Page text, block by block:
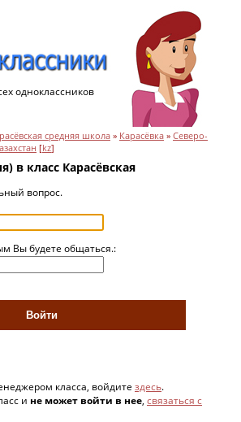
одноклассников
средняя школа » Карасёвка » Северо-
[kz]
в класс Карасёвская
вопрос.
Вы будете общаться.:
класса, войдите здесь.
и не может войти в нее, связаться с